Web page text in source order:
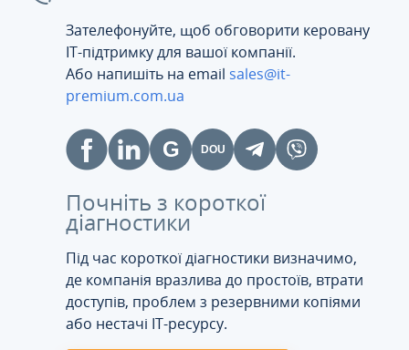
Зателефонуйте, щоб обговорити керовану
ІТ-підтримку для вашої компанії.
Або напишіть на email sales@it-
premium.com.ua
Почніть з короткої
діагностики
Під час короткої діагностики визначимо,
де компанія вразлива до простоїв, втрати
доступів, проблем з резервними копіями
або нестачі IT-ресурсу.